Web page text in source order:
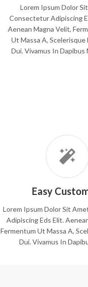
Lorem Ipsum Dolor
Consectetur Adipiscing
Aenean Magna Velit,
Ut Massa A, Scelerisque
Dui. Vivamus In Dapibus
Easy
Lorem Ipsum Dolor Sit
Adipiscing Eds Elit.
Fermentum Ut Massa A,
Dui. Vivamus In